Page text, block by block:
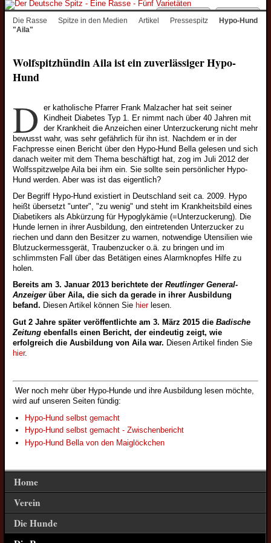
Desktop Menu
Die Rasse Spitze in den Medien Artikel Pressespitz
Hypo-Hund
"Aila"
Wolfspitzhündin Aila ist ein zuverlässiger Hypo-
Hund
D
er katholische Pfarrer Frank Malzacher hat seit seiner
Kindheit Diabetes Typ 1. Er nimmt nach über 40 Jahren mit
der Krankheit die Anzeichen einer Unterzuckerung nicht mehr
bewusst wahr, was sehr gefährlich für ihn ist. Nachdem er in der
Fachpresse einen Bericht über den Hypo-Hund Bella gelesen und sich
danach weiter mit dem Thema beschäftigt hat, zog im Juli 2012 der
Wolfsspitzwelpe Aila bei ihm ein. Sie sollte sein persönlicher Hypo-
Hund werden. Aber was ist das eigentlich?
Der Begriff Hypo-Hund existiert in Deutschland seit ca. 2009. Hypo
heißt übersetzt "unter", "zu wenig" und steht im Krankheitsbild eines
Diabetikers als Abkürzung für Hypoglykämie (=Unterzuckerung). Die
Hunde lernen in ihrer Ausbildung, den eintretenden Unterzucker zu
riechen und dann den Besitzer zu warnen, notwendige Utensilien wie
Blutzuckermessgerät, Traubenzucker o.ä. zu bringen und im
schlimmsten Fall über das Betätigen eines Alarmknopfes Hilfe zu
holen.
Bereits am 3. Januar 2013 berichtete der Reutlinger General-
Anzeigerüber Aila, die sich da gerade in ihrer Ausbildung
befand. Diesen Artikel können Sie hierlesen.
Gut 2 Jahre später veröffentlichte am 3. März 2015 die Badische
Zeitungebenfalls einen Bericht, der eindeutig zeigt, wie
erfolgreich die Ausbildung von Aila war. Diesen Artikel finden Sie
hier.
Wer noch mehr über Hypo-Hunde und ihre Ausbildung lesen möchte,
wird auf unseren Seiten fündig:
Hypo-Hund selbst gemacht
Hypo-Hund selbst gemacht - Zwischenbericht
Hypo-Hund Bella von den Maiglöckchen
Home
Verein
Vorstand
Ziele
2009
2011
Beitrittserklärung
Bankverbindung
Nutzungsbedingungen
Datenschutzerklärung
Die Hunde
Kleinspitzwelpen
Zwergspitzwelpen
Wolfsspitzjunghunde
Mittelspitzjunghunde
Kleinspitzjunghunde
Zwergspitzjunghunde
Züchter
Wolfsspitzzüchter
Großspitzzüchter
Mittelspitzzüchter
Kleinspitzzüchter
Zwergspitzzüchter
Züchtervorstellung
Deckrüden
Wolfsspitzdeckrüden
Großspitzdeckrüden
Mittelspitzdeckrüden
Zwergspitzdeckrüden
Deckrüdenvorstellung
Veteranen
Wolfsspitzveteranen
Großspitzveteranen
Mittelspitzveteranen
Kleinspitzveteranen
Zwergspitzveteranen
Notfall-Spitz
Rassestandard
Der Wolfsspitz
Großspitz
Kleinspitz
Zwergspitz
Spitzerlebnisse
Spitze in den Medien
Wolfsspitzbilder
Großspitzbilder
Kleinspitzbilder
Zwergspitzbilder
Spitze bei der Arbeit
Historische Bilder
Veteranenbilder
Spitze im Sport
Welpenbilder
Spitze auf Ausstellungen
Veranstaltungskarte
Gesundheit
Farbgenetik Grundwissen
Farbverpaarung
Impfung
DNA Cluster-Studie
Hundewissen
Züchter und die es werden wollen